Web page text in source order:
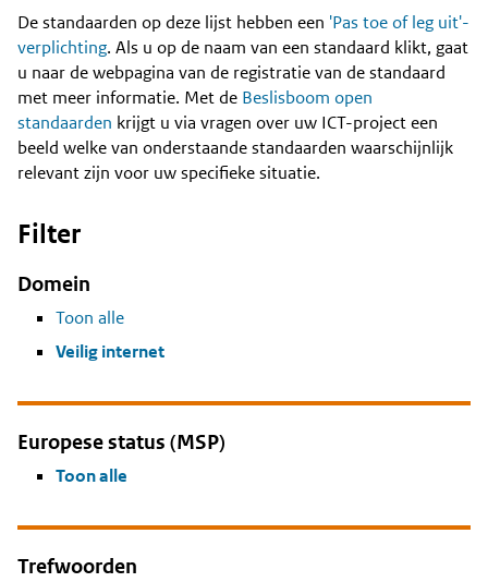
Content
De standaarden op deze lijst hebben een 'Pas toe of leg uit'-
verplichting. Als u op de naam van een standaard klikt, gaat
u naar de webpagina van de registratie van de standaard
met meer informatie. Met de Beslisboom open
standaarden krijgt u via vragen over uw ICT-project een
beeld welke van onderstaande standaarden waarschijnlijk
relevant zijn voor uw specifieke situatie.
Filter
Domein
Toon alle
Veilig internet
Europese status (MSP)
Toon alle
Trefwoorden